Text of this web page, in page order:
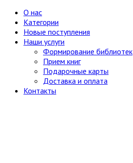
О нас
Категории
Новые поступления
Наши услуги
Формирование библиотек
Прием книг
Подарочные карты
Доставка и оплата
Контакты